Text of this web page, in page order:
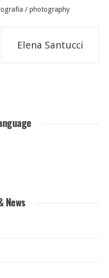
/ photography
Elena Santucci
News